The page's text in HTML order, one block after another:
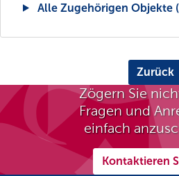
Alle Zugehörigen Objekte
Zurück
Zögern Sie
Fragen und
einfach
Kontaktieren